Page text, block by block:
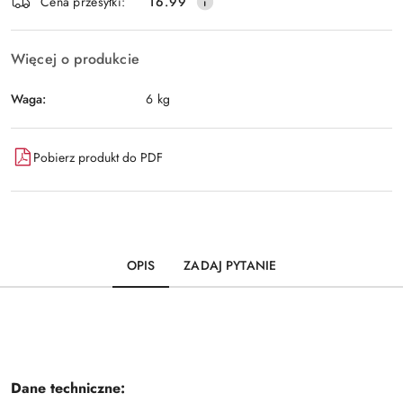
dostawa
Więcej o produkcie
Waga: 6 kg
Pobierz produkt do PDF
OPIS ZADAJ PYTANIE
Dane techniczne: